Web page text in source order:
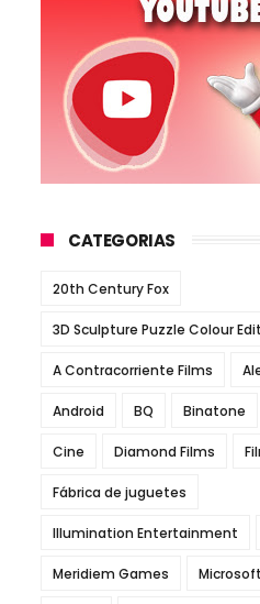
CATEGORIAS
20th Century Fox
3D Sculpture Puzzle Colour
A Contracorriente Films
Android BQ Binatone
Cine Diamond Films
Fábrica de juguetes
Illumination Entertainment
Meridiem Games Microsoft